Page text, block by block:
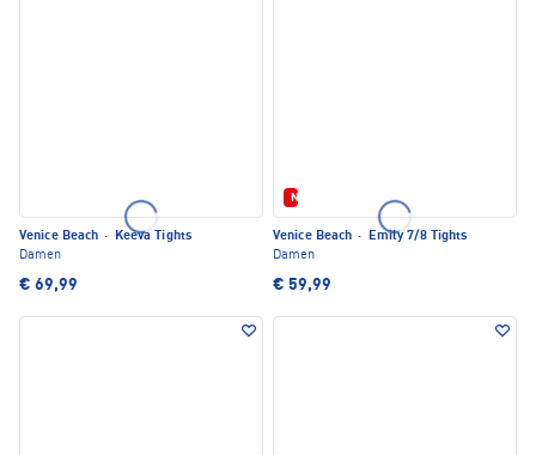
Venice Beach ·
Keeva Tights
Damen
€ 69,99
Neu
Venice Beach ·
Emily 7/8 Tights
Damen
€ 59,99